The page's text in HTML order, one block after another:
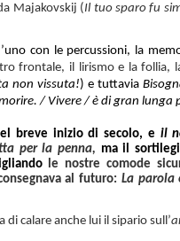
Majakovskij (Il tuo sparo fu
con le percussioni, la
frontale, il lirismo e la follia,
non vissuta!) e tuttavia
/ Vivere / è di gran lunga
breve inizio di secolo, e il
per la penna, ma il
le nostre comode
al futuro: La parola
di calare anche lui il sipario sull’